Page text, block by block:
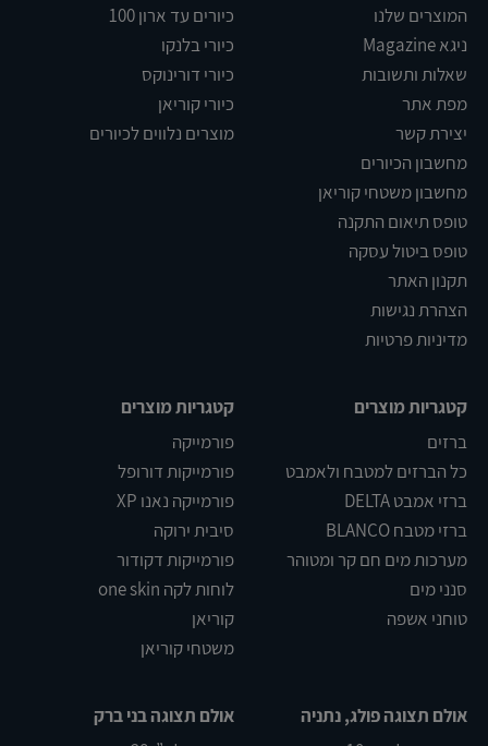
המוצרים שלנו
ניגא Magazine
שאלות ותשובות
מפת אתר
יצירת קשר
מחשבון הכיורים
מחשבון משטחי קוריאן
טופס תיאום התקנה
טופס ביטול עסקה
תקנון האתר
הצהרת נגישות
מדיניות פרטיות
כיורים עד ארון 100
כיורי בלנקו
כיורי דורינוקס
כיורי קוריאן
מוצרים נלווים לכיורים
קטגריות מוצרים
ברזים
כל הברזים למטבח ולאמבט
ברזי אמבט DELTA
ברזי מטבח BLANCO
מערכות מים חם קר ומטוהר
סנני מים
טוחני אשפה
קטגריות מוצרים
פורמייקה
פורמייקות דורופל
פורמייקה נאנו XP
סיבית ירוקה
פורמייקות דקודור
לוחות לקה one skin
קוריאן
משטחי קוריאן
אולם תצוגה פולג, נתניה
אולם תצוגה בני ברק